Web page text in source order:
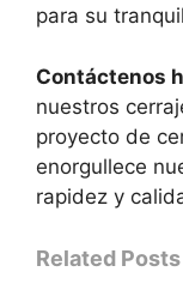
para su
Contáctenos
nuestros
proyecto de
enorgullece
rapidez y
Related Posts